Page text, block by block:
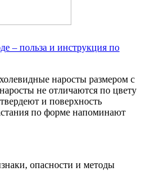
– польза и инструкция по
наросты размером с
не отличаются по цвету
и поверхность
по форме напоминают
опасности и методы